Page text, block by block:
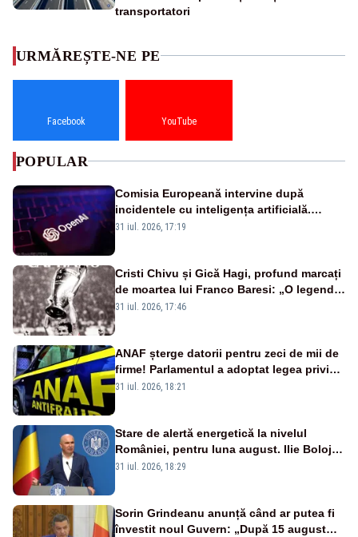
transportatori
URMĂREȘTE-NE PE
Facebook YouTube
POPULAR
Comisia Europeană intervine după
incidentele cu inteligența artificială.
OpenAI și Anthropic, vizate
31 iul. 2026, 17:19
Cristi Chivu și Gică Hagi, profund marcați
de moartea lui Franco Baresi: „O legendă
a fotbalului mondial”
31 iul. 2026, 17:46
ANAF șterge datorii pentru zeci de mii de
firme! Parlamentul a adoptat legea privind
amnistia fiscală
31 iul. 2026, 18:21
Stare de alertă energetică la nivelul
României, pentru luna august. Ilie Bolojan
a anunțat importuri și posibile restricții –
31 iul. 2026, 18:29
Sorin Grindeanu anunță când ar putea fi
învestit noul Guvern: „După 15 august